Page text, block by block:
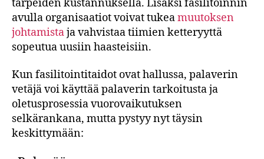
tarpeiden kustannuksella. Lisäksi fasilitoinnin
avulla organisaatiot voivat tukeamuutoksen
johtamistaja vahvistaa tiimien ketteryyttä
sopeutua uusiin haasteisiin.
Kun fasilitointitaidot ovat hallussa, palaverin
vetäjä voi käyttää palaverin tarkoitusta ja
oletusprosessia vuorovaikutuksen
selkärankana, mutta pystyy nyt täysin
keskittymään: